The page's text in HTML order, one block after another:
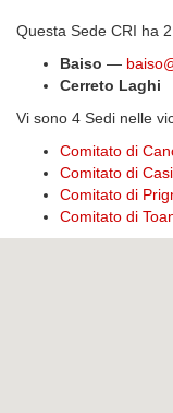
Questa Sede CRI ha
Baiso —
Cerreto Laghi
Vi sono 4 Sedi nelle
Comitato di
Comitato di
Comitato di
Comitato di